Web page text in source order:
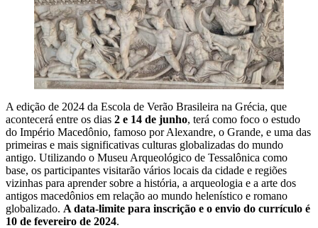
A edição de 2024 da Escola de Verão Brasileira na Grécia, que
acontecerá entre os dias 2 e 14 de junho, terá como foco o estudo
do Império Macedônio, famoso por Alexandre, o Grande, e uma das
primeiras e mais significativas culturas globalizadas do mundo
antigo. Utilizando o Museu Arqueológico de Tessalônica como
base, os participantes visitarão vários locais da cidade e regiões
vizinhas para aprender sobre a história, a arqueologia e a arte dos
antigos macedônios em relação ao mundo helenístico e romano
globalizado. A data-limite para inscrição e o envio do currículo é
10 de fevereiro de 2024.